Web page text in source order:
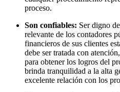
proceso.
Son confiables: Ser digno
relevante de los contadores
financieros de sus clientes
debe ser tratada con
para obtener los logros del
brinda tranquilidad a la alta
excelente relación con los